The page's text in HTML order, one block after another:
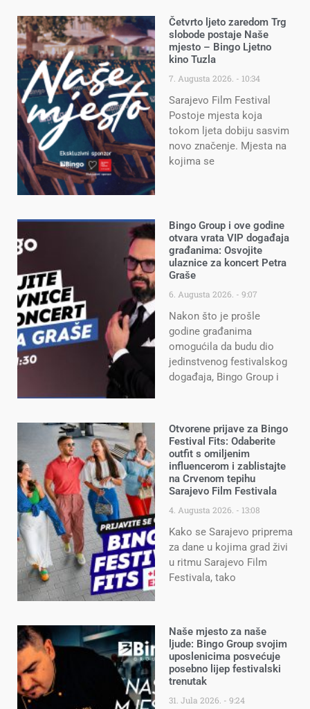
Četvrto ljeto zaredom Trg
slobode postaje Naše
mjesto – Bingo Ljetno
kino Tuzla
7. Augusta 2026. 10:34
Sarajevo Film Festival
Postoje mjesta koja
tokom ljeta dobiju sasvim
novo značenje. Mjesta na
kojima se
Bingo Group i ove godine
otvara vrata VIP događaja
građanima: Osvojite
ulaznice za koncert Petra
Graše
6. Augusta 2026. 9:07
Nakon što je prošle
godine građanima
omogućila da budu dio
jedinstvenog festivalskog
događaja, Bingo Group i
Otvorene prijave za Bingo
Festival Fits: Odaberite
outfit s omiljenim
influencerom i zablistajte
na Crvenom tepihu
Sarajevo Film Festivala
4. Augusta 2026. 13:08
Kako se Sarajevo priprema
za dane u kojima grad živi
u ritmu Sarajevo Film
Festivala, tako
Naše mjesto za naše
ljude: Bingo Group svojim
uposlenicima posvećuje
posebno lijep festivalski
trenutak
31. Jula 2026. 9:24